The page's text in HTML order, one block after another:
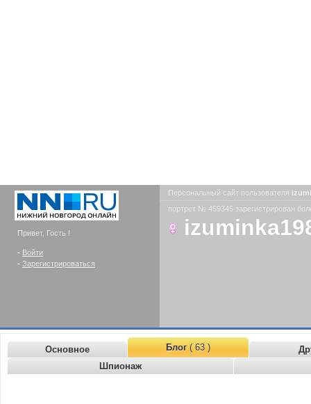
Привет, Гость !
- Войти
- Зарегистрироваться
Персональный сайт пользователя
портрет № 459345 зарегистрирован
Основное Блог( 63 )
Шпионаж